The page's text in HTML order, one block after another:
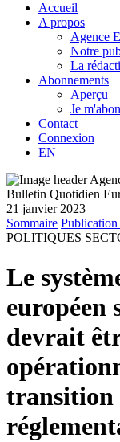
Accueil
A propos
Agence
Notre
La
Abonnements
Aperçu
Je
Contact
Connexion
EN
Bulletin Quotidien
21 janvier 2023
Sommaire Publication
POLITIQUES
Le
européen
devrait
transition